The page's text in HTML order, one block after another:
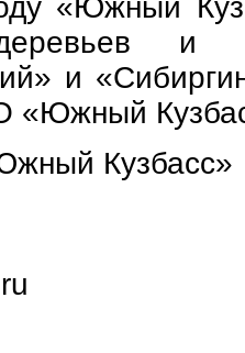
«Южный
и
и
«Южный
Кузбасс»